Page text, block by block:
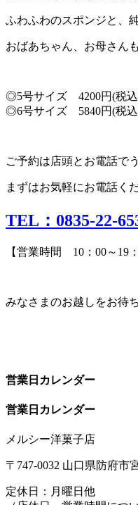
ふわふわのスポンジと、
おばあちゃん、お母さん
◎5号サイズ 4200円(税
◎6号サイズ 5840円(税
ご予約は店頭とお電話で
まずはお気軽にお電話く
TEL：0835-22-
【営業時間 10：00～19：
みなさまのお越しをお待
営業日カレンダー
営業日カレンダー
メルシー洋菓子店
〒747-0032 山口県防府市
定休日：月曜日他